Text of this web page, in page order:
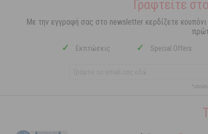
Γραφτείτε
Με την εγγραφή σας στο newsletter κερδίζετε
✓ Εκπτώσεις ✓ Special Offers